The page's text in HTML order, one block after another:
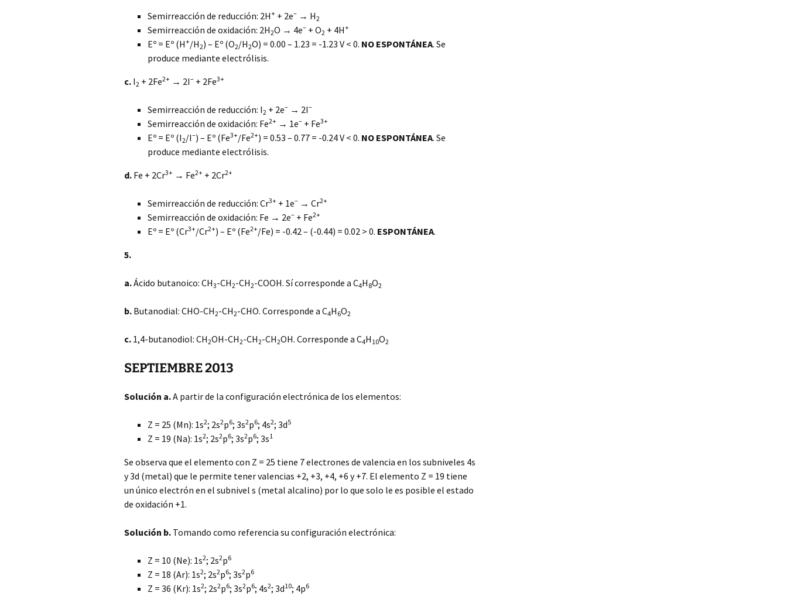
Semirreacción de reducción: 2H+ + 2e– → H2
Semirreacción de oxidación: 2H2O → 4e– + O2 + 4H+
Eº = Eº (H+/H2) – Eº (O2/H2O) = 0.00 – 1.23 = -1.23 V < 0. NO ESPONTÁNEA. Se
produce mediante electrólisis.
c. I2 + 2Fe2+ → 2I– + 2Fe3+
Semirreacción de reducción: I2 + 2e– → 2I–
Semirreacción de oxidación: Fe2+ → 1e– + Fe3+
Eº = Eº (I2/I–) – Eº (Fe3+/Fe2+) = 0.53 – 0.77 = -0.24 V < 0. NO ESPONTÁNEA. Se
produce mediante electrólisis.
d. Fe + 2Cr3+ → Fe2+ + 2Cr2+
Semirreacción de reducción: Cr3+ + 1e– → Cr2+
Semirreacción de oxidación: Fe → 2e– + Fe2+
Eº = Eº (Cr3+/Cr2+) – Eº (Fe2+/Fe) = -0.42 – (-0.44) = 0.02 > 0. ESPONTÁNEA.
5.
a.Ácido butanoico: CH3-CH2-CH2-COOH. Sí corresponde a C4H 8O2
b. Butanodial: CHO-CH2-CH2-CHO. Corresponde a C4H 6O2
c. 1,4-butanodiol: CH2OH-CH2-CH2-CH2OH. Corresponde a C4H 10O2
SEPTIEMBRE 2013
Solución a.A partir de la configuración electrónica de los elementos:
Z = 25 (Mn): 1s2; 2s2p6; 3s2p6; 4s2; 3d5
Z = 19 (Na): 1s2; 2s2p6; 3s2p6; 3s1
Se observa que el elemento con Z = 25 tiene 7 electrones de valencia en los subniveles 4s
y 3d (metal) que le permite tener valencias +2, +3, +4, +6 y +7. El elemento Z = 19 tiene
un único electrón en el subnivel s (metal alcalino) por lo que solo le es posible el estado
de oxidación +1.
Solución b. Tomando como referencia su configuración electrónica:
Z = 10 (Ne): 1s2; 2s2p6
Z = 18 (Ar): 1s2; 2s2p6; 3s2p6
Z = 36 (Kr): 1s2; 2s2p6; 3s2p6; 4s2; 3d10; 4p6